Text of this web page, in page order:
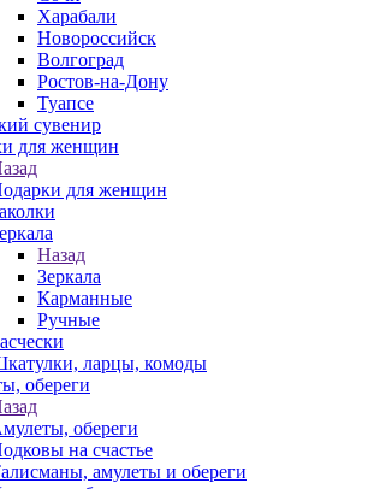
Харабали
Новороссийск
Волгоград
Ростов-на-Дону
Туапсе
сувенир
для женщин
для женщин
Назад
Зеркала
Карманные
Ручные
ларцы, комоды
обереги
обереги
на счастье
амулеты и обереги